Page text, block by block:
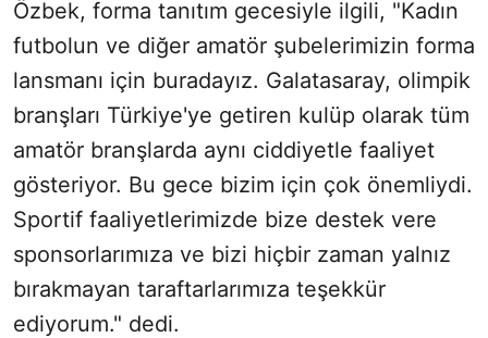
Özbek, forma tanıtım gecesiyle ilgili, "Kadın
futbolun ve diğer amatör şubelerimizin forma
lansmanı için buradayız. Galatasaray, olimpik
branşları Türkiye'ye getiren kulüp olarak tüm
amatör branşlarda aynı ciddiyetle faaliyet
gösteriyor. Bu gece bizim için çok önemliydi.
Sportif faaliyetlerimizde bize destek vere
sponsorlarımıza ve bizi hiçbir zaman yalnız
bırakmayan taraftarlarımıza teşekkür
ediyorum." dedi.